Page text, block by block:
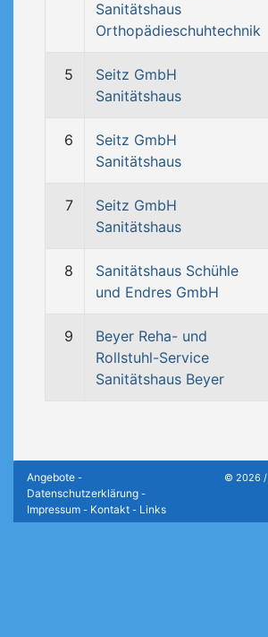
Sanitätshaus
Orthopädieschuhtechnik
5
Seitz GmbH
Sanitätshaus
6
Seitz GmbH
Sanitätshaus
7
Seitz GmbH
Sanitätshaus
8
Sanitätshaus Schühle
und Endres GmbH
9
Beyer Reha- und
Rollstuhl-Service
Sanitätshaus Beyer
Angebote -
Datenschutzerklärung -
Impressum - Kontakt - Links
© 2026 /